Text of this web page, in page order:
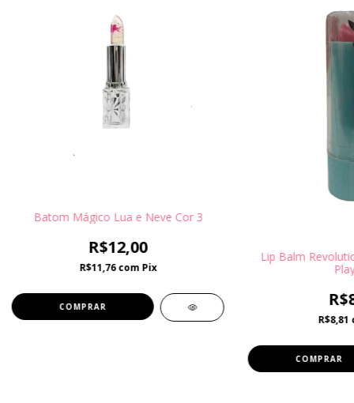
Batom Mágico Lua e Neve Cor 3
R$12,00
R$11,76com Pix
Lip Balm
R$8,81